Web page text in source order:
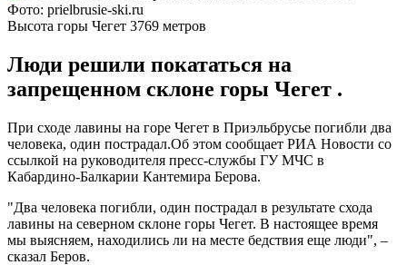
Фото: prielbrusie-ski.ru
Высота горы Чегет 3769 метров
Люди решили покататься на
запрещенном склоне горы Чегет .
При сходе лавины на горе Чегет в Приэльбрусье погибли два
человека, один пострадал.Об этом сообщает РИА Новости со
ссылкой на руководителя пресс-службы ГУ МЧС в
Кабардино-Балкарии Кантемира Берова.
"Два человека погибли, один пострадал в результате схода
лавины на северном склоне горы Чегет. В настоящее время
мы выясняем, находились ли на месте бедствия еще люди", –
сказал Беров.